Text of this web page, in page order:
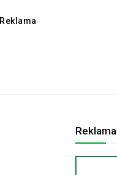
Reklama
Reklama